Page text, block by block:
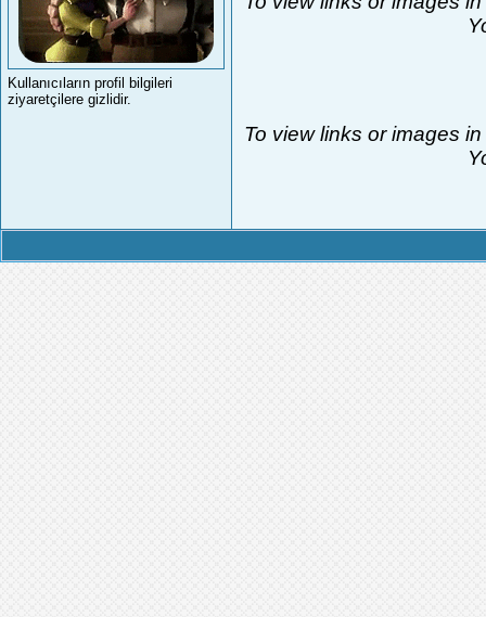
Kullanıcıların profil bilgileri
ziyaretçilere gizlidir.
To view links or images